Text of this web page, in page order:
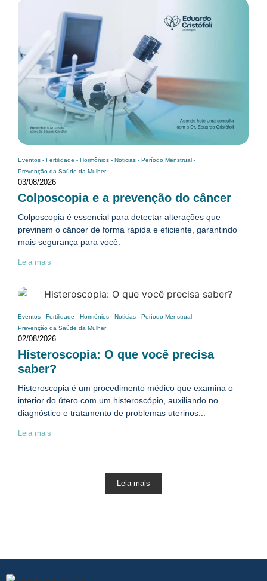
Eventos - Fertilidade - Hormônios - Noticias - Período Menstrual -
Prevenção da Saúde da Mulher
03/08/2026
Colposcopia e a prevenção do câncer
Colposcopia é essencial para detectar alterações que
previnem o câncer de forma rápida e eficiente, garantindo
mais segurança para você.
Leia mais
Eventos - Fertilidade - Hormônios - Noticias - Período Menstrual -
Prevenção da Saúde da Mulher
02/08/2026
Histeroscopia: O que você precisa
saber?
Histeroscopia é um procedimento médico que examina o
interior do útero com um histeroscópio, auxiliando no
diagnóstico e tratamento de problemas uterinos...
Leia mais
Leia mais